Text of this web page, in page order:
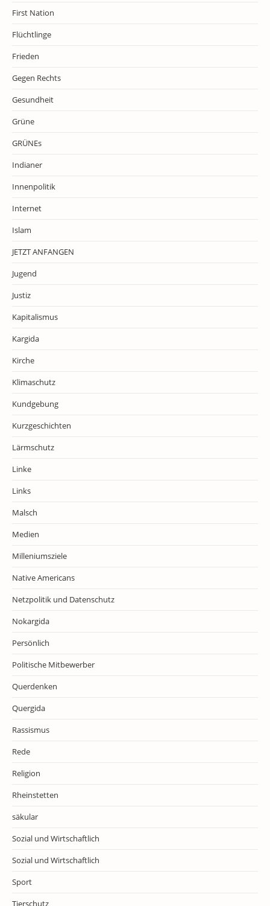
First Nation
Flüchtlinge
Frieden
Gegen Rechts
Gesundheit
Grüne
GRÜNEs
Indianer
Innenpolitik
Internet
Islam
JETZT ANFANGEN
Jugend
Justiz
Kapitalismus
Kargida
Kirche
Klimaschutz
Kundgebung
Kurzgeschichten
Lärmschutz
Linke
Links
Malsch
Medien
Milleniumsziele
Native Americans
Netzpolitik und Datenschutz
Nokargida
Persönlich
Politische Mitbewerber
Querdenken
Quergida
Rassismus
Rede
Religion
Rheinstetten
säkular
Sozial und Wirtschaftlich
Sozial und Wirtschaftlich
Sport
Tierschutz